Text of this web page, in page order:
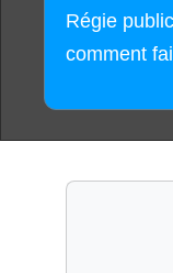
Régie
comment